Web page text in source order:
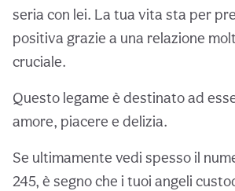
seria con lei. La tua vita sta per
positiva grazie a una relazione
cruciale.
Questo legame è destinato ad
amore, piacere e delizia.
Se ultimamente vedi spesso il
245, è segno che i tuoi angeli